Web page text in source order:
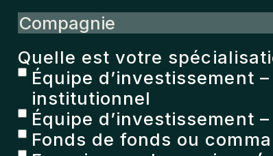
Compagnie
Quelle est votre
Équipe d’investissement
institutionnel
Équipe d’investissement
Fonds de fonds ou